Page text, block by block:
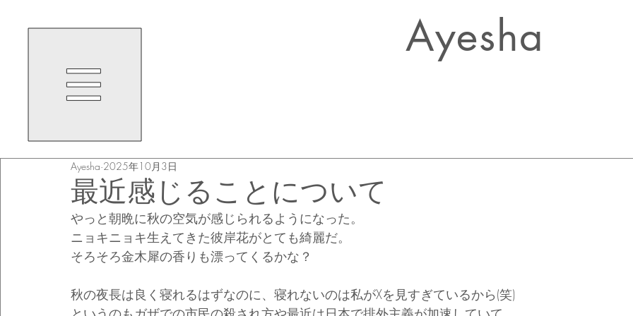
Ayesha
最近感じることについて
Ayesha 2025年10月3日
やっと朝晩に秋の空気が感じられるようになった。
ニョキニョキ生えてきた彼岸花がとても綺麗だ。
そろそろ金木犀の香りも漂ってくるかな？
秋の夜長は良く寝れるはずなのに、寝れないのは私がXを見すぎているから(笑)